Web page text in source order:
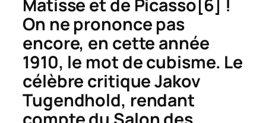
Matisse et de Picasso [6] !
On ne prononce pas
encore, en cette année
1910, le mot de cubisme. Le
célèbre critique Jakov
Tugendhold, rendant